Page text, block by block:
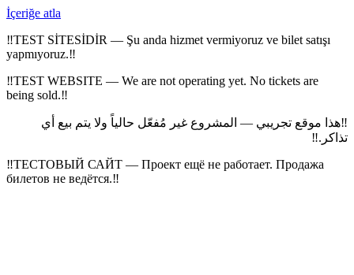
İçeriğe atla
‼TEST SİTESİDİR — Şu anda hizmet vermiyoruz ve bilet satışı
yapmıyoruz.‼
‼TEST WEBSITE — We are not operating yet. No tickets are
being sold.‼
‼هذا موقع تجريبي — المشروع غير مُفعّل حالياً ولا يتم بيع أي
تذاكر.‼
‼ТЕСТОВЫЙ САЙТ — Проект ещё не работает. Продажа
билетов не ведётся.‼